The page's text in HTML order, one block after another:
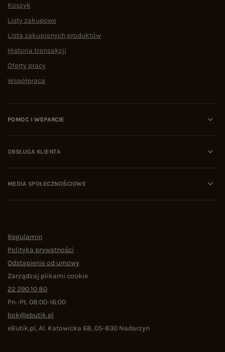
Koszyk
Listy zakupowe
Lista zakupionych produktów
Historia transakcji
Oferty pracy
Współpraca
POMOC I WSPARCIE
OBSŁUGA KLIENTA
MEDIA SPOŁECZNOŚCIOWE
Regulamin
Polityka prywatności
Odstąpienie od umowy
Zarządzaj plikami cookie
22 290 10 80
Pn.-Pt. 08:00-16:00
bok@ebutik.pl
eButik.pl,Al. Katowicka 68,05-830 Nadarzyn